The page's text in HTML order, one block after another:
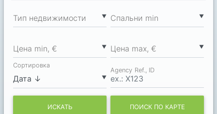
▼
Тип недвижимости ▼
Спальни min
▼
Цена min, € ▼
Цена max, €
▼
Сортировка
Agency Ref., ID
ИСКАТЬ ПОИСК ПО КАРТЕ